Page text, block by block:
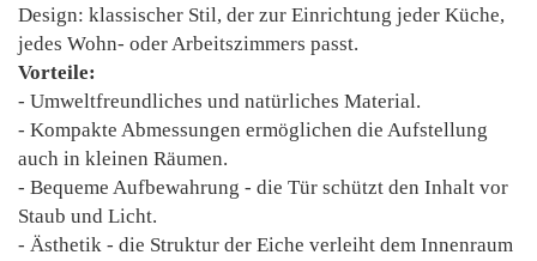
Design: klassischer Stil, der zur Einrichtung jeder Küche,
jedes Wohn- oder Arbeitszimmers passt.
Vorteile:
- Umweltfreundliches und natürliches Material.
- Kompakte Abmessungen ermöglichen die Aufstellung
auch in kleinen Räumen.
- Bequeme Aufbewahrung - die Tür schützt den Inhalt vor
Staub und Licht.
- Ästhetik - die Struktur der Eiche verleiht dem Innenraum